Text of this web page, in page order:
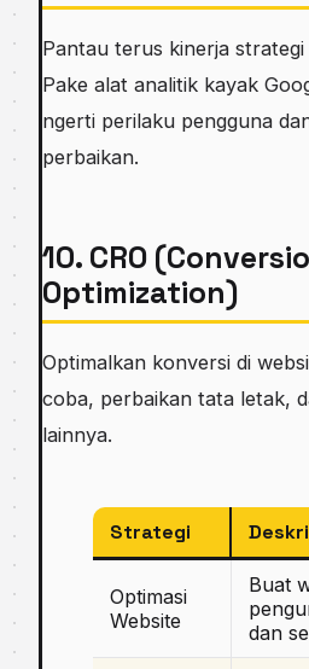
Pantau terus kinerja
Pake alat analitik kayak
ngerti perilaku pengguna
perbaikan.
10. CRO
Optimization)
Optimalkan konversi di
coba, perbaikan tata letak,
lainnya.
Strategi
Optimasi
Website
Buat
dan